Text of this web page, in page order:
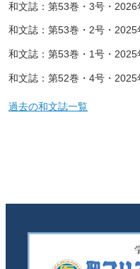
和文誌：第53巻・3号・2026
和文誌：第53巻・2号・2025
和文誌：第53巻・1号・2025
和文誌：第52巻・4号・2025
過去の和文誌一覧